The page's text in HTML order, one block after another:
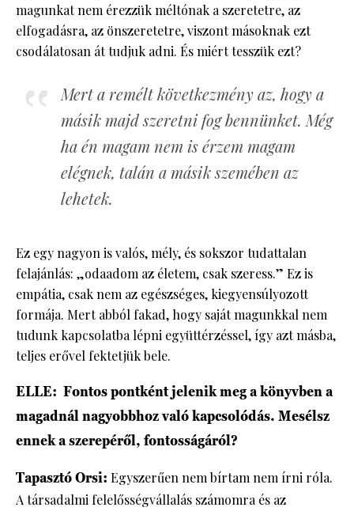
magunkat nem érezzük méltónak a szeretetre, az
elfogadásra, az önszeretetre, viszont másoknak ezt
csodálatosan át tudjuk adni. És miért tesszük ezt?
Mert a remélt következmény az, hogy a
másik majd szeretni fog bennünket. Még
ha én magam nem is érzem magam
elégnek, talán a másik szemében az
lehetek.
Ez egy nagyon is valós, mély, és sokszor tudattalan
felajánlás: „odaadom az életem, csak szeress.” Ez is
empátia, csak nem az egészséges, kiegyensúlyozott
formája. Mert abból fakad, hogy saját magunkkal nem
tudunk kapcsolatba lépni együttérzéssel, így azt másba,
teljes erővel fektetjük bele.
ELLE: Fontos pontként jelenik meg a könyvben a
magadnál nagyobbhoz való kapcsolódás. Mesélsz
ennek a szerepéről, fontosságáról?
Tapasztó Orsi: Egyszerűen nem bírtam nem írni róla.
A társadalmi felelősségvállalás számomra és az